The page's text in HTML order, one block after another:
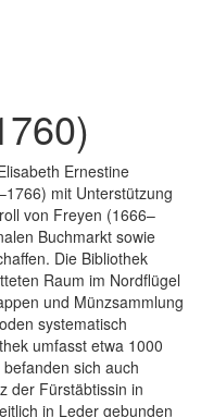
Ernestine
mit Unterstützung
von Freyen (1666–
Buchmarkt sowie
Die Bibliothek
Raum im Nordflügel
und Münzsammlung
systematisch
umfasst etwa 1000
sich auch
der Fürstäbtissin in
in Leder gebunden